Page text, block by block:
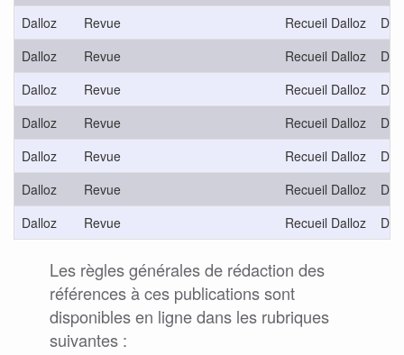
Dalloz
Revue Recueil Dalloz
D.
Dalloz
Revue Recueil Dalloz
D.
Dalloz
Revue Recueil Dalloz
D.
Dalloz
Revue Recueil Dalloz
D.
Dalloz
Revue Recueil Dalloz
D.
Dalloz
Revue Recueil Dalloz
D.
Dalloz
Revue Recueil Dalloz D.
Les règles générales de rédaction des
références à ces publications sont
disponibles en ligne dans les rubriques
suivantes :